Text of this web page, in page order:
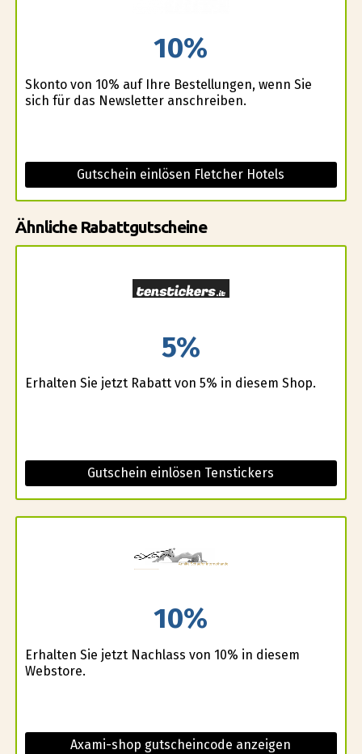
10%
Skonto von 10% auf Ihre Bestellungen, wenn Sie
sich für das Newsletter anschreiben.
Gutschein einlösen Fletcher Hotels
Ähnliche Rabattgutscheine
5%
Erhalten Sie jetzt Rabatt von 5% in diesem Shop.
Gutschein einlösen Tenstickers
10%
Erhalten Sie jetzt Nachlass von 10% in diesem
Webstore.
Axami-shop gutscheincode anzeigen